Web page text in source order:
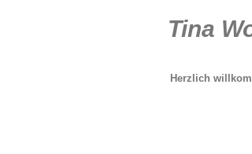
Tina
Herzlich